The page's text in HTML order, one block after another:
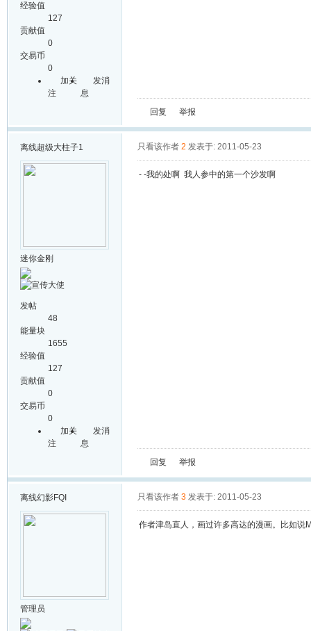
经验值
127
贡献值
0
交易币
0
加关
注
发消
息
回复 举报
离线超级大柱子1
迷你金刚
发帖
48
能量块
1655
经验值
127
贡献值
0
交易币
0
加关
注
发消
息
只看该作者 2 发表于: 2011-05-23
- -我的处啊 我人参中的第一个沙发啊
回复 举报
离线幻影FQI
管理员
只看该作者 3 发表于: 2011-05-23
作者津岛直人，画过许多高达的漫画。比如说